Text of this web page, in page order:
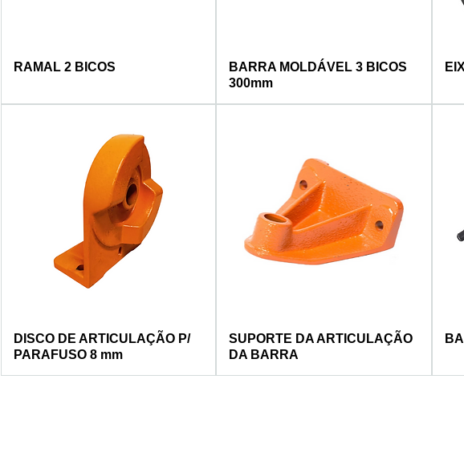
RAMAL 2 BICOS
BARRA MOLDÁVEL 3 BICOS
300mm
DISCO DE ARTICULAÇÃO P/
PARAFUSO 8 mm
SUPORTE DA ARTICULAÇÃO
DA BARRA